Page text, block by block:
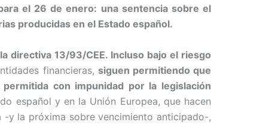
el 26 de enero: una sentencia sobre el
producidas en el Estado español.
la directiva 13/93/CEE. Incluso bajo el riesgo
financieras, siguen permitiendo que
con impunidad por la legislación
español y en la Unión Europea, que hacen
y la próxima sobre vencimiento anticipado-,